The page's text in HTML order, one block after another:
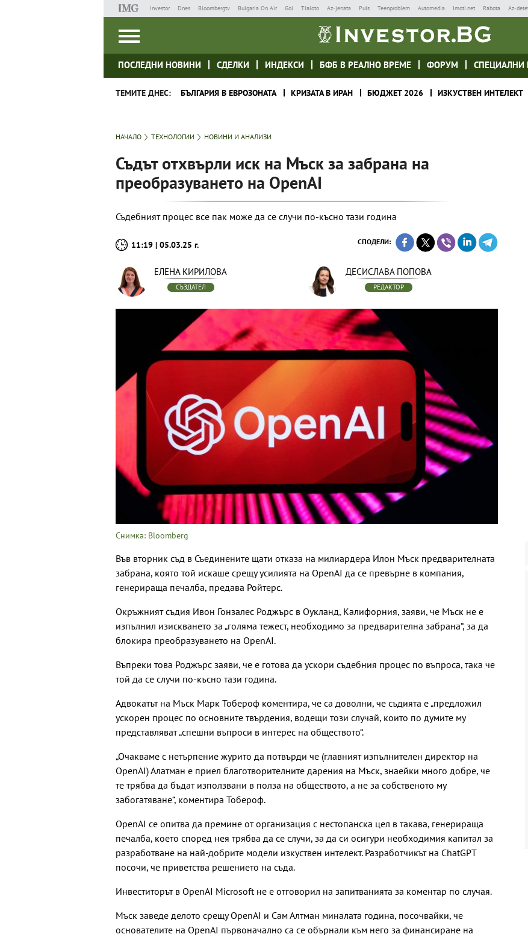
Investor Dnes Bloombergtv Bulgaria On Air Gol Tialoto Az-jenata Puls Teenproblem Automedia Imoti.net Rabota Az-
ПОСЛЕДНИ НОВИНИ СДЕЛКИ ИНДЕКСИ БФБ В РЕАЛНО ВРЕМЕ ФОРУМ СПЕЦИАЛНИ
ТЕМИТЕ ДНЕС: БЪЛГАРИЯ В ЕВРОЗОНАТА КРИЗАТА В ИРАН БЮДЖЕТ 2026 ИЗКУСТВЕН ИНТЕЛЕКТ
НАЧАЛО ТЕХНОЛОГИИ НОВИНИ И АНАЛИЗИ
Съдът отхвърли иск на Мъск за забрана на
преобразуването на OpenAI
Съдебният процес все пак може да се случи по-късно тази година
11:19 | 05.03.25 г. СПОДЕЛИ:
ЕЛЕНА КИРИЛОВА
СЪЗДАТЕЛ
ДЕСИСЛАВА ПОПОВА
РЕДАКТОР
Снимка: Bloomberg
Във вторник съд в Съединените щати отказа на милиардера Илон Мъск предварителната
забрана, която той искаше срещу усилията на OpenAI да се превърне в компания,
генерираща печалба, предава Ройтерс.
Окръжният съдия Ивон Гонзалес Роджърс в Оукланд, Калифорния, заяви, че Мъск не е
изпълнил изискването за „голяма тежест, необходимо за предварителна забрана“, за да
блокира преобразуването на OpenAI.
Въпреки това Роджърс заяви, че е готова да ускори съдебния процес по въпроса, така че
той да се случи по-късно тази година.
Адвокатът на Мъск Марк Тобероф коментира, че са доволни, че съдията е „предложил
ускорен процес по основните твърдения, водещи този случай, които по думите му
представляват „спешни въпроси в интерес на обществото“.
„Очакваме с нетърпение журито да потвърди че (главният изпълнителен директор на
OpenAI) Алатман е приел благотворителните дарения на Мъск, знаейки много добре, че
те трябва да бъдат използвани в полза на обществото, а не за собственото му
забогатяване“, коментира Тобероф.
OpenAI се опитва да премине от организация с нестопанска цел в такава, генерираща
печалба, което според нея трябва да се случи, за да си осигури необходимия капитал за
разработване на най-добрите модели изкуствен интелект. Разработчикът на ChatGPT
посочи, че приветства решението на съда.
Инвеститорът в OpenAI Microsoft не е отговорил на запитванията за коментар по случая.
Мъск заведе делото срещу OpenAI и Сам Алтман миналата година, посочвайки, че
основателите на OpenAI първоначално са се обърнали към него за финансиране на
Украйна: Не сме
дрон към България